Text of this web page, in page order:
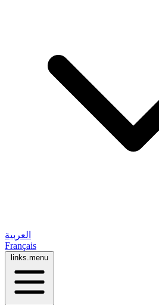
العربية
Français
links.menu